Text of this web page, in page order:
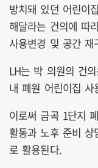
방치돼 있던 어린이
해달라는 건의에 따
사용변경 및 공간 재
LH는 박 의원의 건
내 폐원 어린이집 사
이로써 금곡 1단지
활동과 노후 준비
로 활용된다.